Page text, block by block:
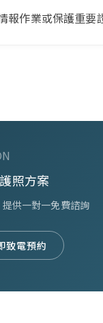
報作業或保護重要
照方案
供一對一免費諮詢
致電預約